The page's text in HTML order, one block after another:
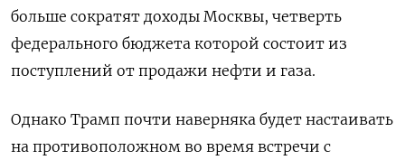
больше сократят доходы Москвы, четверть
федерального бюджета которой состоит из
поступлений от продажи нефти и газа.
Однако Трамп почти наверняка будет настаивать
на противоположном во время встречи с